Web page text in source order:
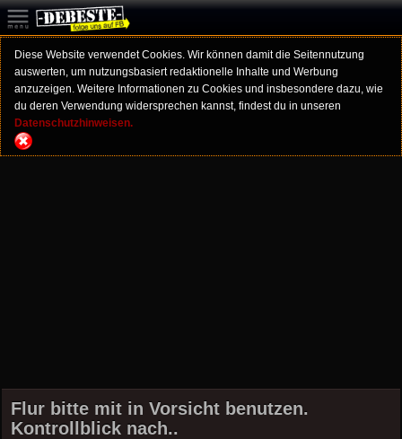
Diese Website verwendet Cookies. Wir können damit die Seitennutzung
auswerten, um nutzungsbasiert redaktionelle Inhalte und Werbung
anzuzeigen. Weitere Informationen zu Cookies und insbesondere dazu, wie
du deren Verwendung widersprechen kannst, findest du in unseren
Datenschutzhinweisen.
Flur bitte mit in Vorsicht benutzen.
Kontrollblick nach..